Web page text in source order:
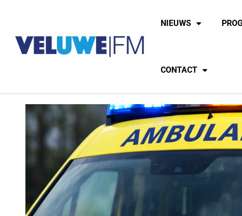
NIEUWS
CONTACT